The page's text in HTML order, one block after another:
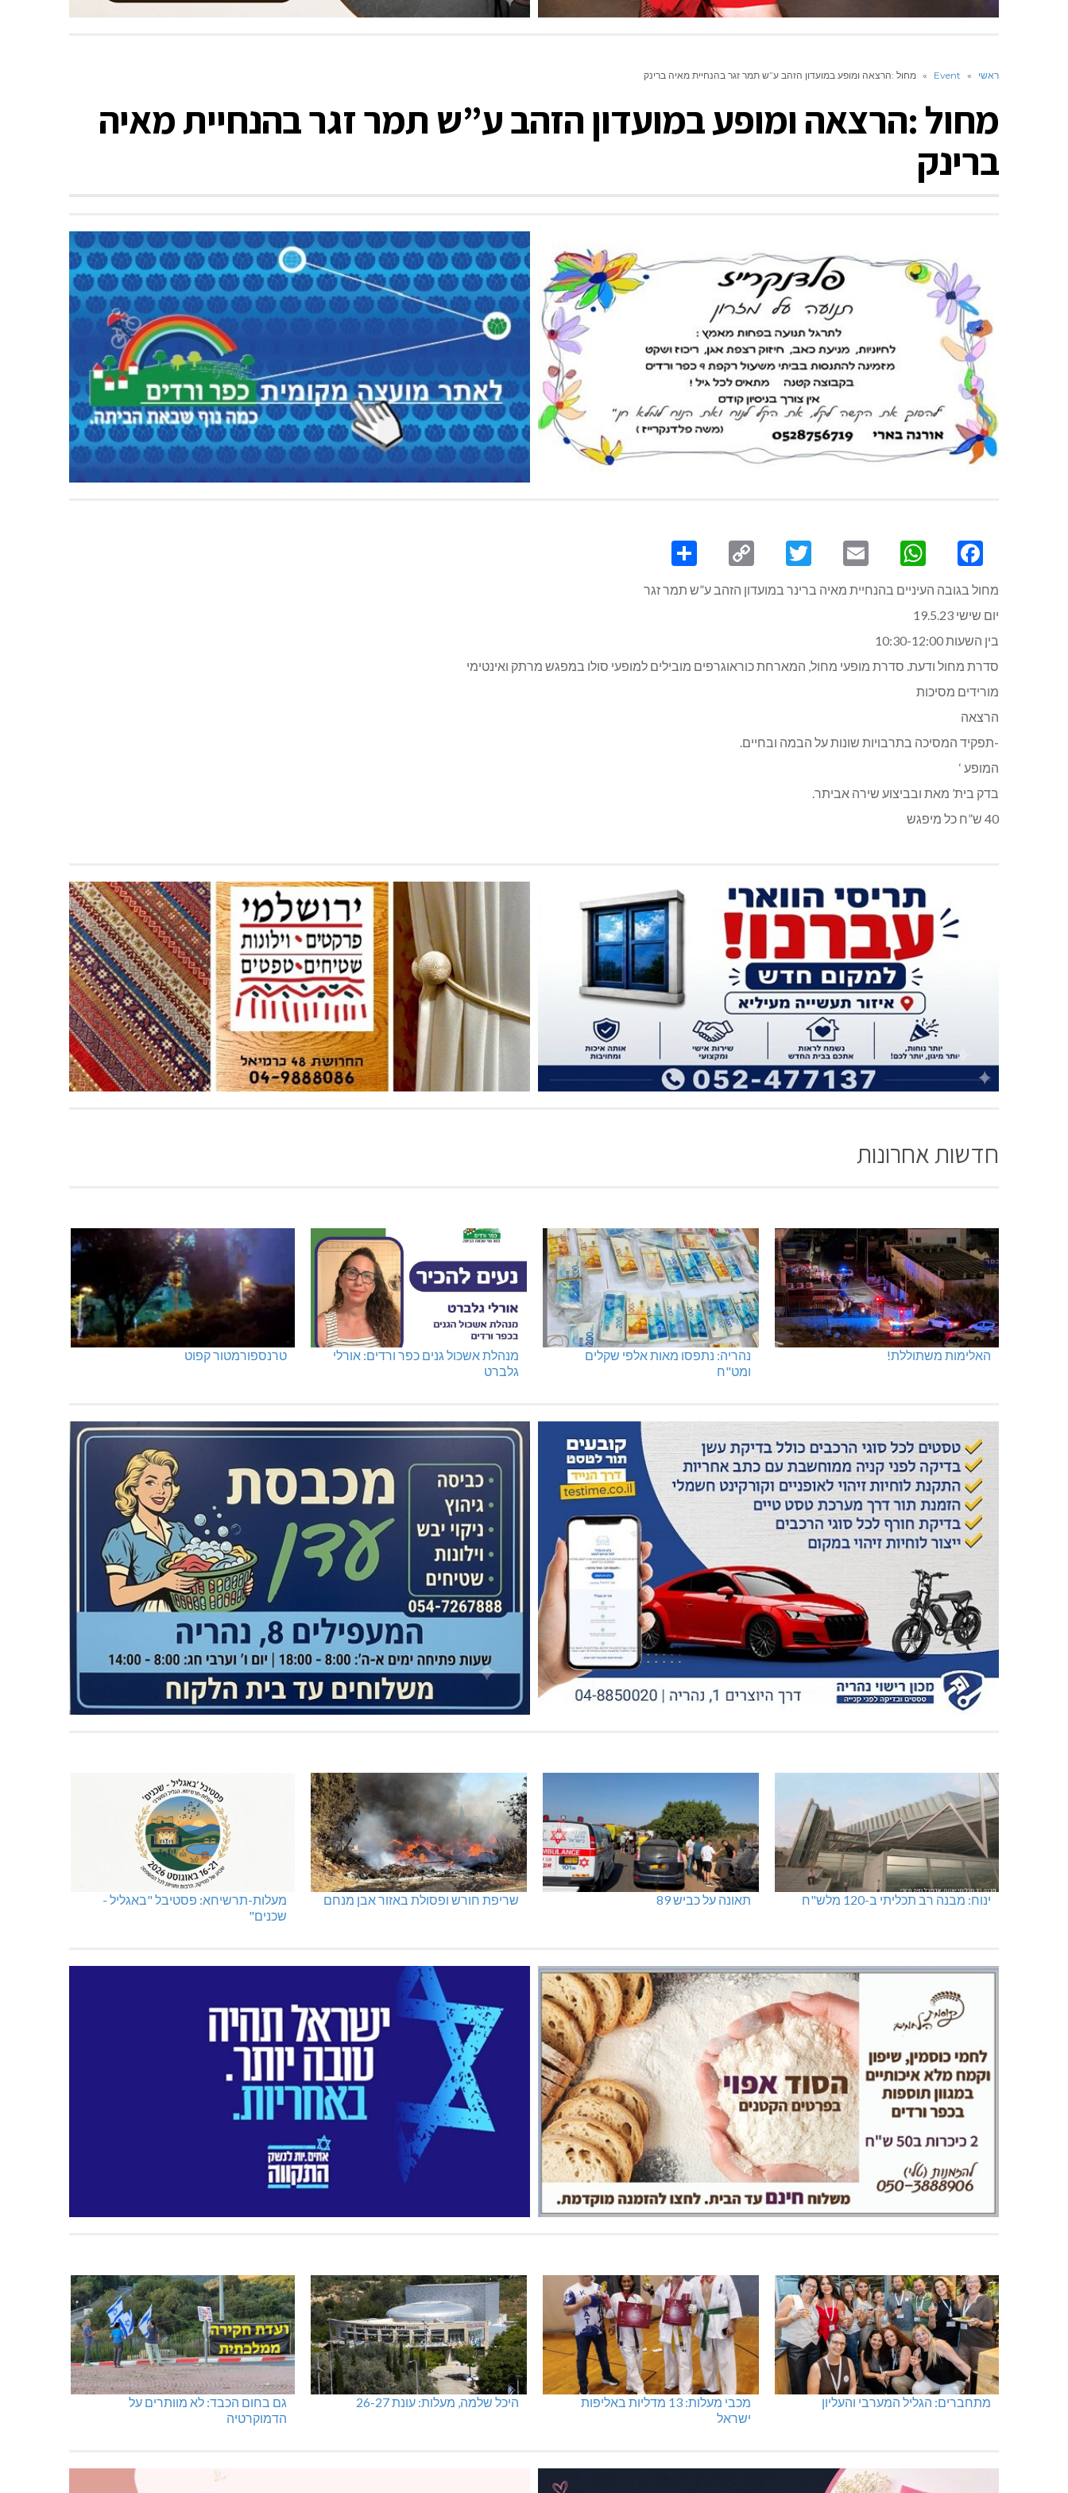
ראשי »
Event
» מחול :הרצאה ומופע במועדון הזהב ע”ש תמר זגר בהנחיית מאיה ברינק
מחול :הרצאה ומופע במועדון הזהב ע”ש תמר זגר בהנחיית מאיה
ברינק
Facebook
WhatsApp
Email
Twitter
Copy
מחול בגובה העיניים בהנחיית מאיה ברינר במועדון הזהב ע”ש תמר זגר
יום שישי 19.5.23
בין השעות 10:30-12:00
סדרת מחול ודעת. סדרת מופעי מחול, המארחת כוראוגרפים מובילים למופעי סולו במפגש מרתק ואינטימי
מורידים מסיכות
הרצאה
-תפקיד המסיכה בתרבויות שונות על הבמה ובחיים.
המופע ‘
בדק בית’ מאת ובביצוע שירה אביתר.
40 ש”ח כל מיפגש
חדשות אחרונות
האלימות משתוללת!
נהריה: נתפסו מאות אלפי שקלים
ומט"ח
מנהלת אשכול גנים כפר ורדים: אורלי
גלברט
טרנספורמטור קפוט
ינוח: מבנה רב תכליתי ב-120 מלש"ח תאונה על כביש 89 שריפת חורש ופסולת באזור אבן מנחם
מעלות-תרשיחא: פסטיבל "באגליל -
שכנים"
מתחברים: הגליל המערבי והעליון
מכבי מעלות: 13 מדליות באליפות
ישראל
היכל שלמה, מעלות: עונת 26-27
גם בחום הכבד: לא מוותרים על
הדמוקרטיה